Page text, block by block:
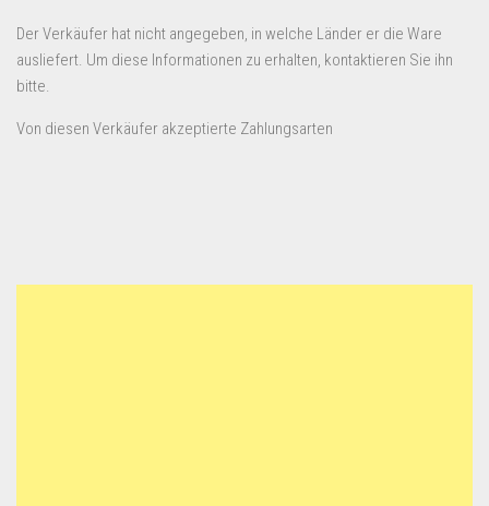
Der Verkäufer hat nicht angegeben, in welche Länder er die Ware
ausliefert. Um diese Informationen zu erhalten, kontaktieren Sie ihn
bitte.
Von diesen Verkäufer akzeptierte Zahlungsarten